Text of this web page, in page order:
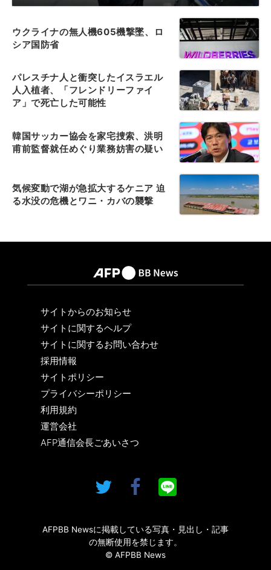
ウクライナの無人機605機撃墜、ロ
シア国防省
パレスチナ人と衝突したイスラエル
人入植者、「フレンドリーファイ
ア」で死亡した可能性
韓国サッカー協会を家宅捜索、洪明
甫前監督就任めぐり業務妨害の疑い
気候変動で湖が急拡大するケニア 迫
る水没の危機とワニ・カバの襲撃
サイトからのお知らせ
サイトに関するヘルプ
サイトに関するお問い合わせ
採用情報
サイトポリシー
プライバシーポリシー
利用規約
運営会社
AFP通信会長ごあいさつ
AFPBB Newsに掲載している写真・見出し・記事
の無断使用を禁じます。
© AFPBB News